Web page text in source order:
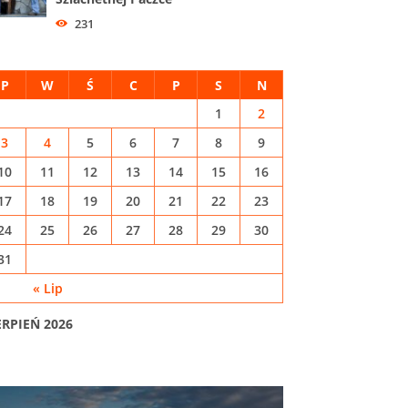
231
2026
P W Ś C P S N
« Lip
1
2
3
4 5 6 7 8
9
11 12 13 14 15
16
18 19 20 21 22
23
25 26 27 28 29
30